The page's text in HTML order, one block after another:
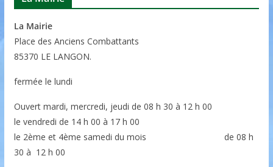
La Mairie
Place des Anciens Combattants
85370 LE LANGON.
fermée le lundi
Ouvert mardi, mercredi, jeudi de 08 h 30 à 12 h 00
le vendredi de 14 h 00 à 17 h 00
le 2ème et 4ème samedi du mois de 08 h
30 à 12 h 00